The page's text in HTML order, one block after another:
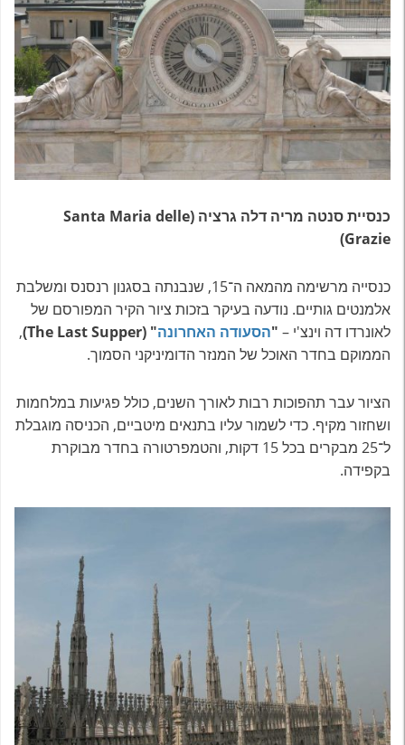
כנסיית סנטה מריה דלה גרציה (Santa Maria delle
Grazie)
כנסייה מרשימה מהמאה ה־15, שנבנתה בסגנון רנסנס ומשלבת
אלמנטים גותיים. נודעה בעיקר בזכות ציור הקיר המפורסם של
לאונרדו דה וינצ'י – "הסעודה האחרונה" (The Last Supper)
,
הממוקם בחדר האוכל של המנזר הדומיניקני הסמוך.
הציור עבר תהפוכות רבות לאורך השנים, כולל פגיעות במלחמות
ושחזור מקיף. כדי לשמור עליו בתנאים מיטביים, הכניסה מוגבלת
ל־25 מבקרים בכל 15 דקות, והטמפרטורה בחדר מבוקרת
בקפידה.